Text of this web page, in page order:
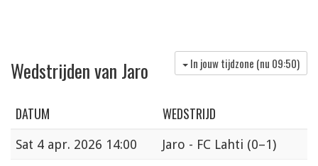
Wedstrijden van Jaro In jouw tijdzone (nu 09:50)
DATUM WEDSTRIJD
Sat 4 apr. 2026 14:00 Jaro - FC Lahti (0–1)